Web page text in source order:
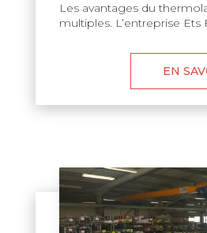
Les avantages du
multiples. L’entreprise Ets
EN